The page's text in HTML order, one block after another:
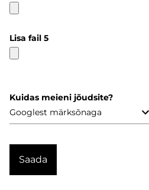
Lisa fail 5
Kuidas meieni jõudsite?